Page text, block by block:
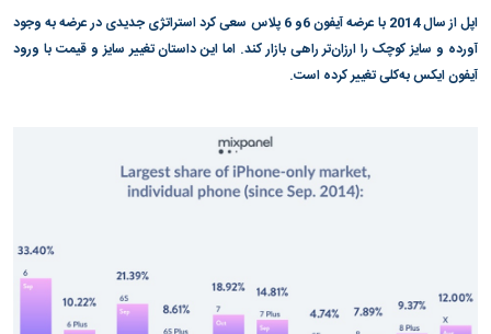
اپل از سال 2014 با عرضه آیفون 6و 6 پلاس سعی کرد استراتژی جدیدی در عرضه به وجود
آورده و سایز کوچک را ارزان‌تر راهی بازار کند. اما این داستان تغییر سایز و قیمت با ورود
آیفون ایکس به‌کلی تغییر کرده است.